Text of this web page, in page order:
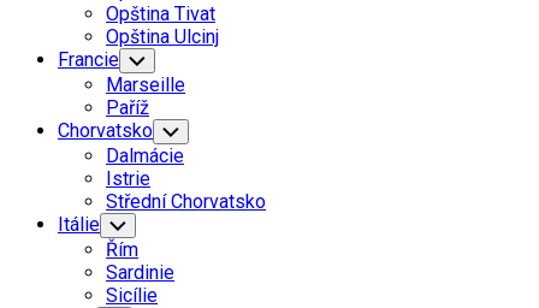
Opština Tivat
Opština Ulcinj
Francie Toggle
Child
Menu
Marseille
Paříž
Chorvatsko Toggle
Child
Menu
Dalmácie
Istrie
Střední Chorvatsko
Itálie Toggle
Child
Menu
Řím
Sardinie
Sicílie